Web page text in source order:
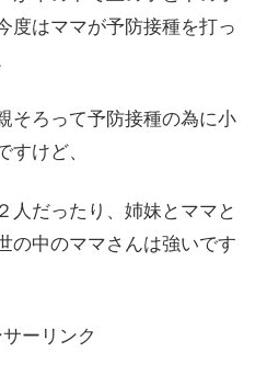
度はママが予防接種を打っ
そろって予防接種の為に小
すけど、
人だったり、姉妹とママと
の中のママさんは強いです
ーリンク